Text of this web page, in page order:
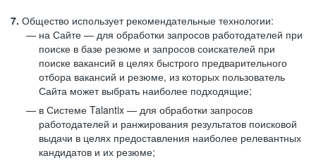
7. Общество использует рекомендательные технологии:
на Сайте — для обработки запросов работодателей при
поиске в базе резюме и запросов соискателей при
поиске вакансий в целях быстрого предварительного
отбора вакансий и резюме, из которых пользователь
Сайта может выбрать наиболее подходящие;
в Системе Talantix — для обработки запросов
работодателей и ранжирования результатов поисковой
выдачи в целях предоставления наиболее релевантных
кандидатов и их резюме;